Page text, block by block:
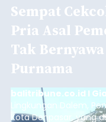
Sempat
Pria Asal
Tak
Purnama
balitribune.co.id I
Lingkungan Dalem,
Kota Denpasar, yang